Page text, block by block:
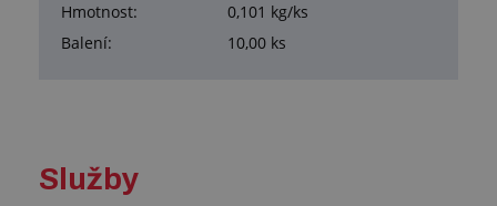
Hmotnost:
0,101 kg/ks
Balení:
10,00 ks
Služby